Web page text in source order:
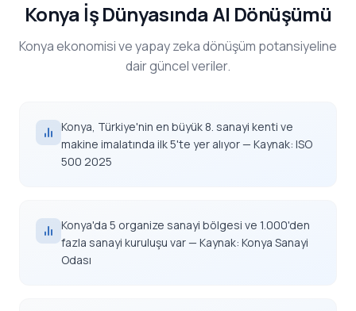
Konya İş Dünyasında AI Dönüşümü
Konya ekonomisi ve yapay zeka dönüşüm potansiyeline
dair güncel veriler.
Konya, Türkiye'nin en büyük 8. sanayi kenti ve
makine imalatında ilk 5'te yer alıyor — Kaynak: ISO
500 2025
Konya'da 5 organize sanayi bölgesi ve 1.000'den
fazla sanayi kuruluşu var — Kaynak: Konya Sanayi
Odası